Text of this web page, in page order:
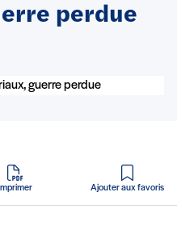
perdue
Imprimer
en PDF
Ajouter aux favoris